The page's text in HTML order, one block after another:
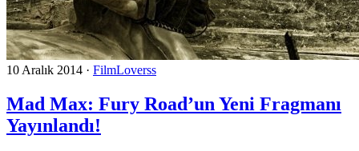
10 Aralık 2014 · FilmLoverss
Mad Max: Fury Road’un Yeni Fragmanı
Yayınlandı!